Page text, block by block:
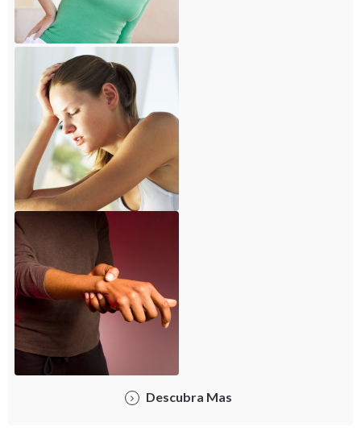
Descubra Mas